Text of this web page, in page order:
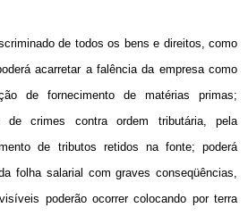
de todos os bens e direitos, como
acarretar a falência da empresa como
de fornecimento de matérias primas;
de crimes contra ordem tributária, pela
de tributos retidos na fonte; poderá
folha salarial com graves conseqüências,
poderão ocorrer colocando por terra